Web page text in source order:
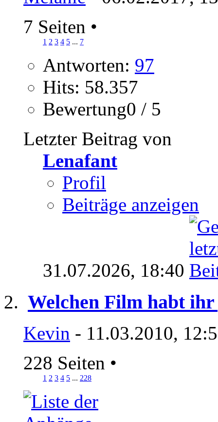
7 Seiten •
1 2 3 4 5 ... 7
Antworten: 97
Hits: 58.357
Bewertung0 / 5
Letzter Beitrag von
Lenafant
Profil
Beiträge anzeigen
31.07.2026, 18:40
Welchen Film habt ihr
Kevin - 11.03.2010,
228 Seiten •
1 2 3 4 5 ... 228